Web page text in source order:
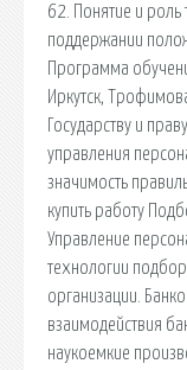
62. Понятие и роль
поддержании
Программа
Иркутск,
Государству и
управления
значимость
купить работу
Управление
технологии
организации.
взаимодействия
наукоемкие